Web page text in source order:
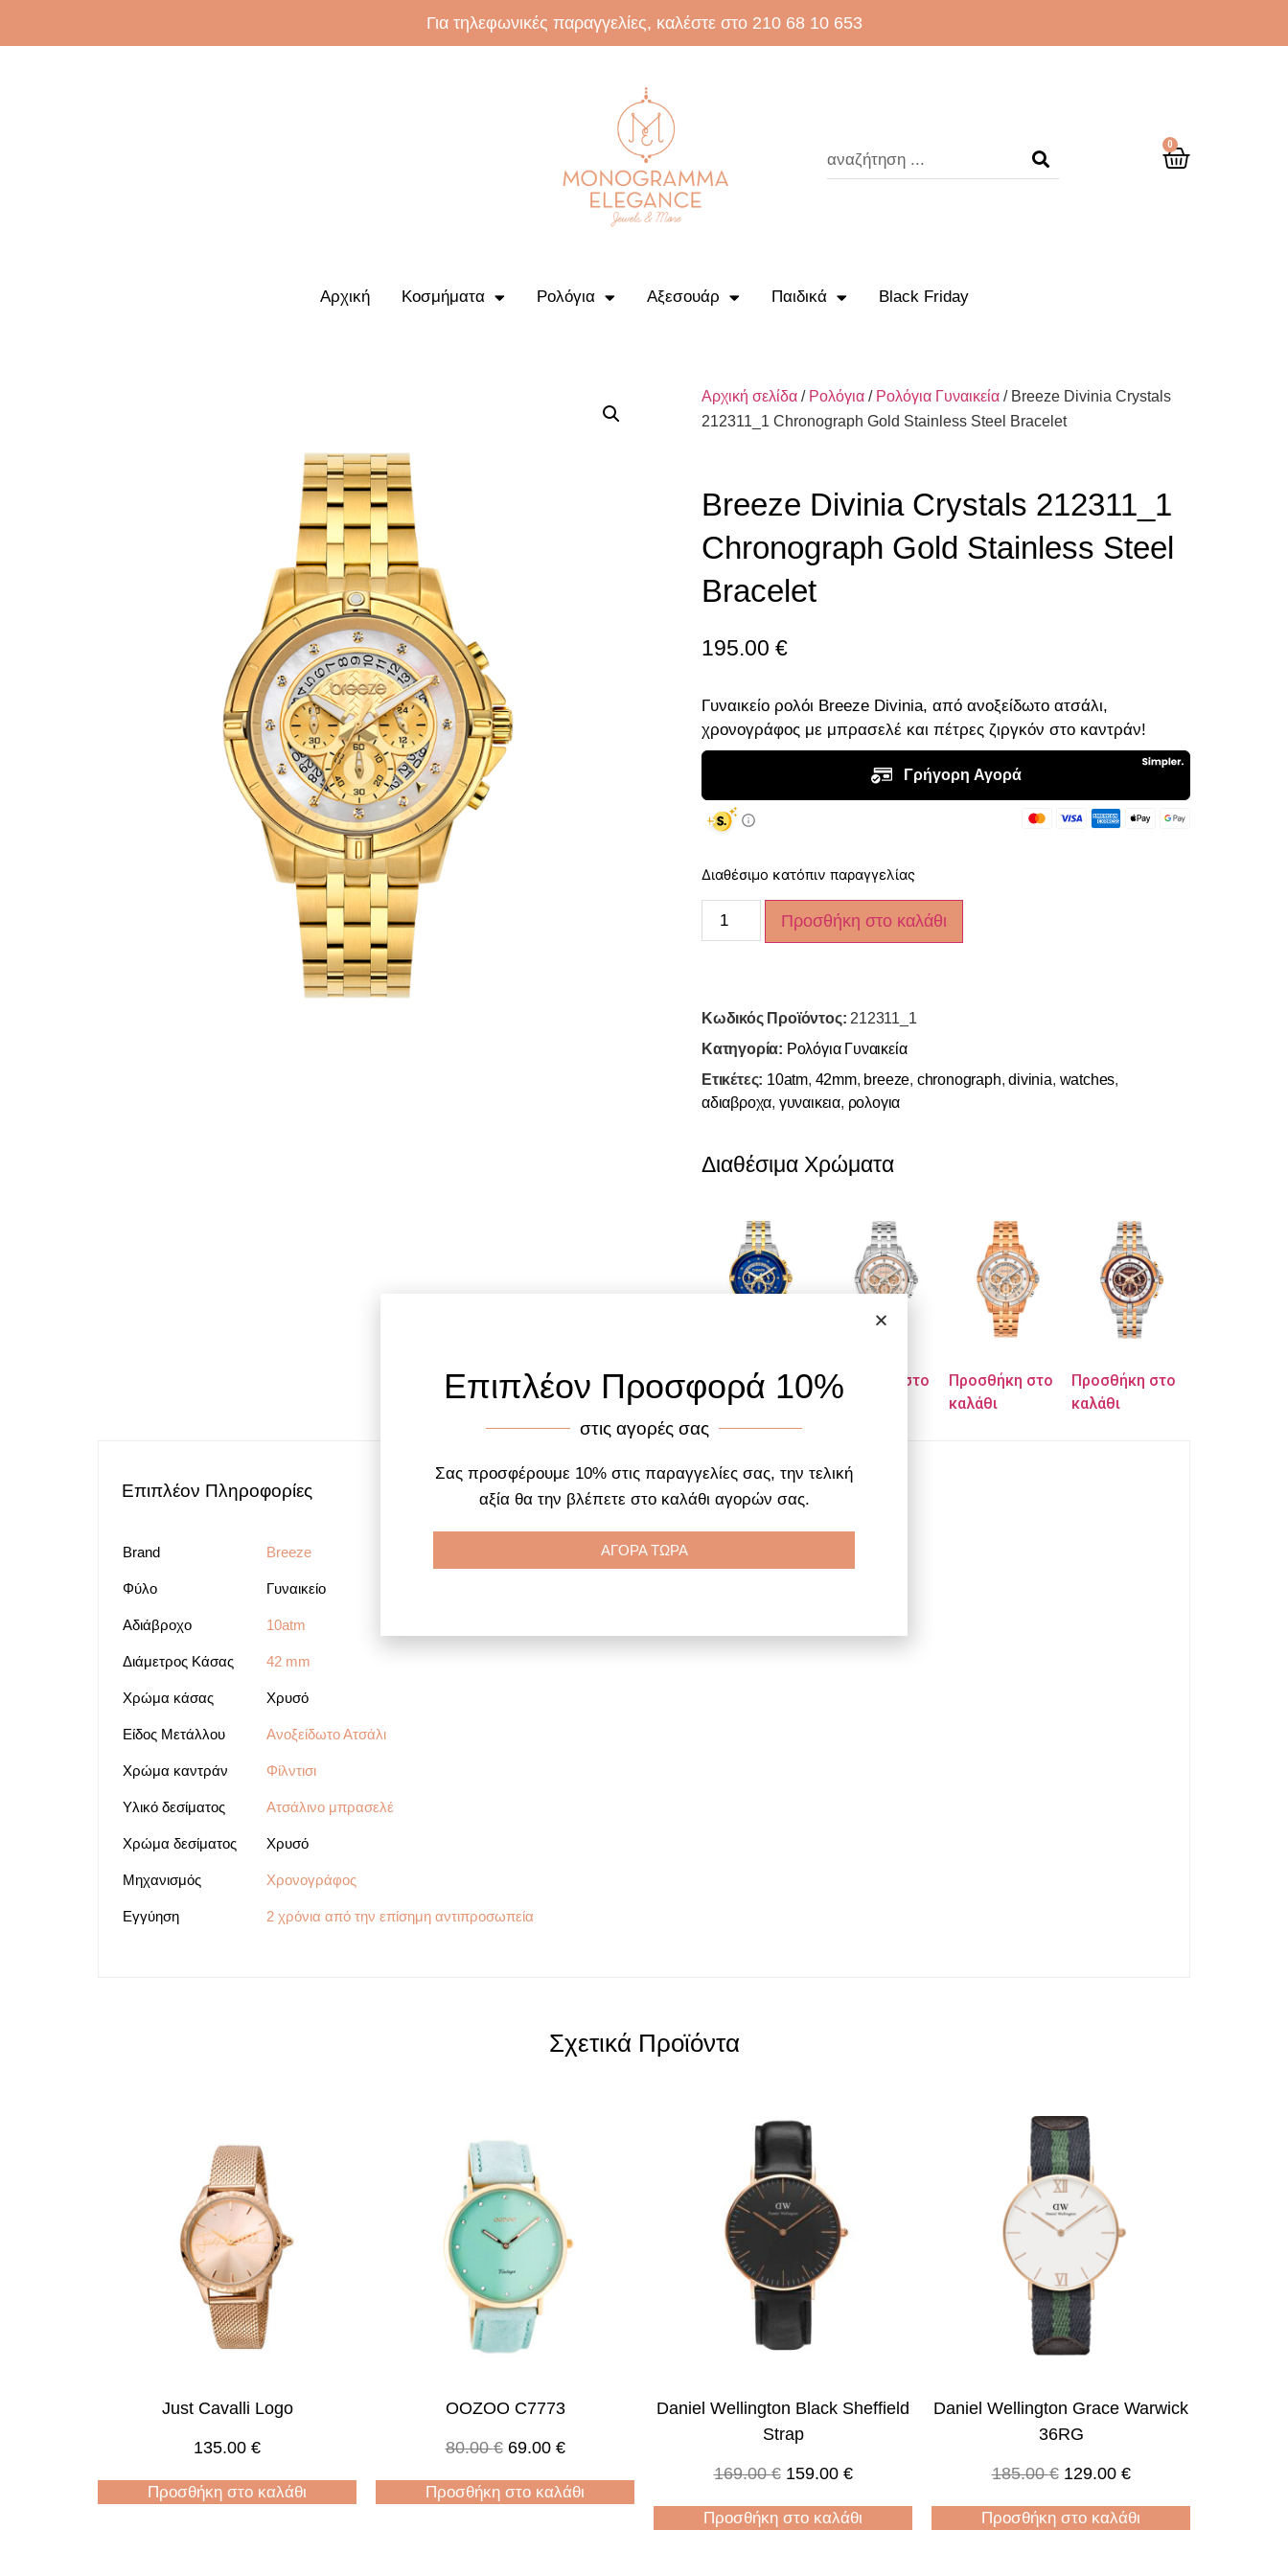
Για τηλεφωνικές παραγγελίες, καλέστε στο 210 68 10 653
0
Αρχική Κοσμήματα Ρολόγια Αξεσουάρ Παιδικά Black Friday
Αρχική σελίδα / Ρολόγια / Ρολόγια Γυναικεία / Breeze Divinia Crystals
212311_1 Chronograph Gold Stainless Steel Bracelet
Breeze Divinia Crystals 212311_1
Chronograph Gold Stainless Steel
Bracelet
195.00 €
Γυναικείο ρολόι Breeze Divinia, από ανοξείδωτο ατσάλι,
χρονογράφος με μπρασελέ και πέτρες ζιργκόν στο καντράν!
Διαθέσιμο κατόπιν παραγγελίας
Προσθήκη στο καλάθι
Κωδικός Προϊόντος: 212311_1
Κατηγορία: Ρολόγια Γυναικεία
Ετικέτες: 10atm, 42mm, breeze, chronograph,divinia, watches,
αδιαβροχα, γυναικεια, ρολογια
Διαθέσιμα Χρώματα
Προσθήκη στο
καλάθι
Προσθήκη στο
καλάθι
Προσθήκη στο
καλάθι
Προσθήκη στο
καλάθι
Επιπλέον Πληροφορίες
Brand Breeze
Φύλο Γυναικείο
Αδιάβροχο 10atm
Διάμετρος Κάσας 42 mm
Χρώμα κάσας Χρυσό
Είδος Μετάλλου Ανοξείδωτο Ατσάλι
Χρώμα καντράν Φίλντισι
Υλικό δεσίματος Ατσάλινο μπρασελέ
Χρώμα δεσίματος Χρυσό
Μηχανισμός Χρονογράφος
Εγγύηση 2 χρόνια από την επίσημη αντιπροσωπεία
Σχετικά Προϊόντα
Just Cavalli Logo
135.00 €
Προσθήκη στο καλάθι
OOZOO C7773
80.00€ 69.00 €
Προσθήκη στο καλάθι
Daniel Wellington Black Sheffield
Strap
169.00€ 159.00 €
Προσθήκη στο καλάθι
Daniel Wellington Grace Warwick
36RG
185.00€ 129.00 €
Προσθήκη στο καλάθι
Επιπλέον Προσφορά 10%
στις αγορές σας
Σας προσφέρουμε 10% στις παραγγελίες σας, την τελική
αξία θα την βλέπετε στο καλάθι αγορών σας.
ΑΓΟΡΑ ΤΩΡΑ